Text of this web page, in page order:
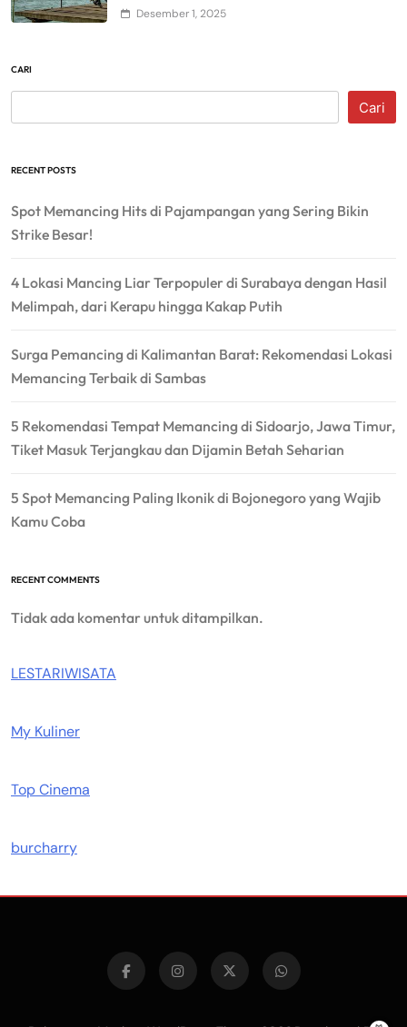
Desember 1, 2025
CARI
Cari
RECENT POSTS
Spot Memancing Hits di Pajampangan yang Sering Bikin
Strike Besar!
4 Lokasi Mancing Liar Terpopuler di Surabaya dengan Hasil
Melimpah, dari Kerapu hingga Kakap Putih
Surga Pemancing di Kalimantan Barat: Rekomendasi Lokasi
Memancing Terbaik di Sambas
5 Rekomendasi Tempat Memancing di Sidoarjo, Jawa Timur,
Tiket Masuk Terjangkau dan Dijamin Betah Seharian
5 Spot Memancing Paling Ikonik di Bojonegoro yang Wajib
Kamu Coba
RECENT COMMENTS
Tidak ada komentar untuk ditampilkan.
LESTARIWISATA
My Kuliner
Top Cinema
burcharry